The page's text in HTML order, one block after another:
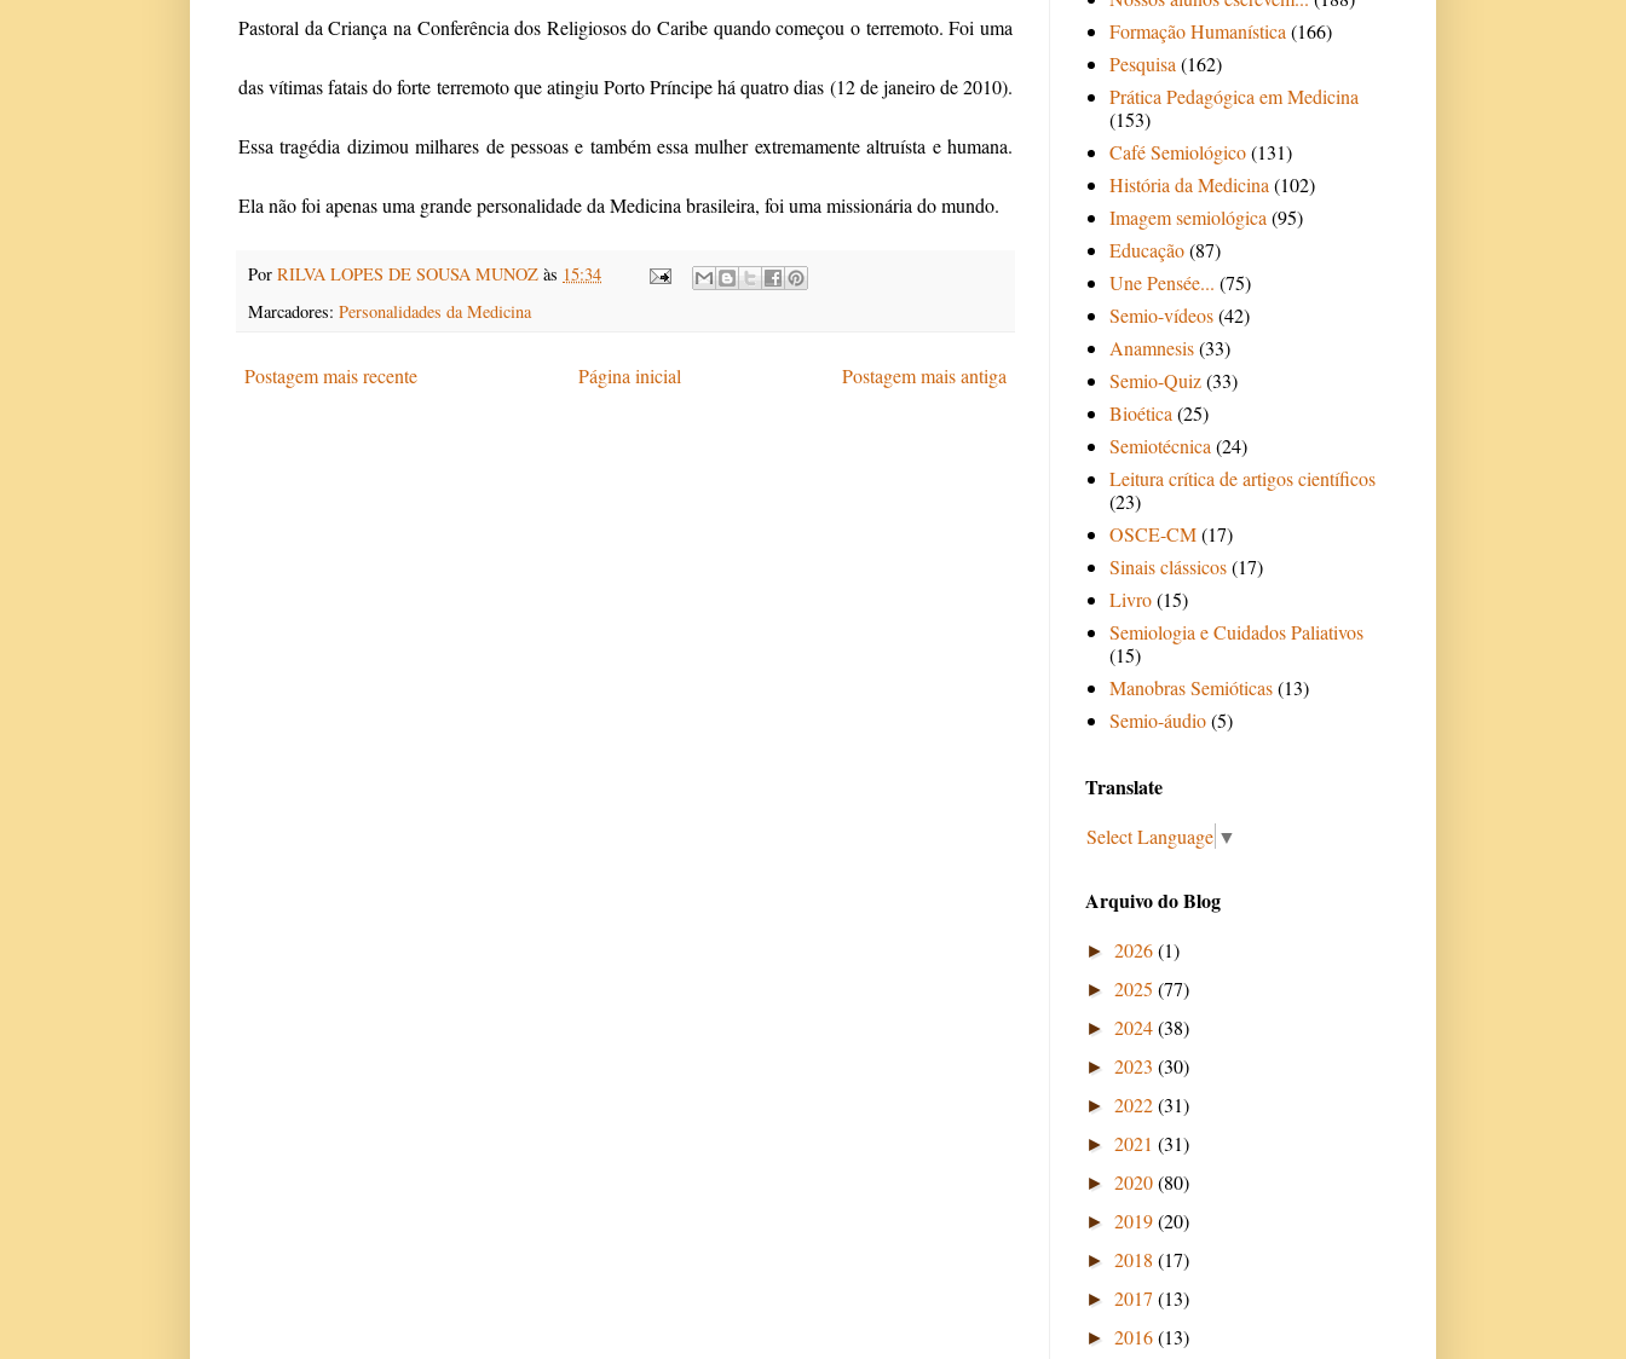
Pastoral da Criança na Conferência dos Religiosos do Caribe quando começou o terremoto. Foi uma
das vítimas fatais do forte terremoto que atingiu Porto Príncipe há quatro dias (12 de janeiro de 2010).
Essatragédia dizimou milhares de pessoas e também essa mulher extremamente altruísta e humana.
Ela não foi apenas uma grande personalidade da Medicina brasileira, foi uma missionária do mundo.
Por RILVA LOPES DE SOUSA MUNOZ às 15:34
Marcadores: Personalidades da Medicina
Postagem mais recente Postagem mais antiga
Página inicial
Formação Humanística (166)
Pesquisa (162)
Prática Pedagógica em Medicina
(153)
Café Semiológico(131)
História da Medicina (102)
Imagem semiológica (95)
Educação(87)
Une Pensée... (75)
Semio-vídeos(42)
Anamnesis(33)
Semio-Quiz(33)
Bioética (25)
Semiotécnica (24)
Leitura crítica de artigos científicos
(23)
OSCE-CM(17)
Sinais clássicos(17)
Livro(15)
Semiologia e Cuidados Paliativos
(15)
Manobras Semióticas(13)
Semio-áudio(5)
Translate
Select Language ▼
Arquivo do Blog
► 2026(1)
► 2025 (77)
► 2024(38)
► 2023 (30)
► 2022(31)
► 2021 (31)
► 2020(80)
► 2019(20)
► 2018 (17)
► 2017 (13)
► 2016(13)